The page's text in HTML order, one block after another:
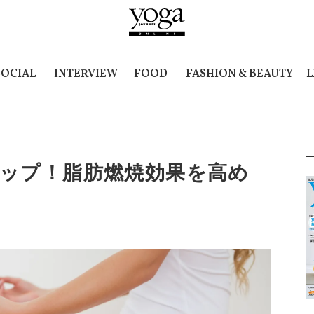
INTERVIEW FOOD FASHION & BEAUTY
プ！脂肪燃焼効果を高め